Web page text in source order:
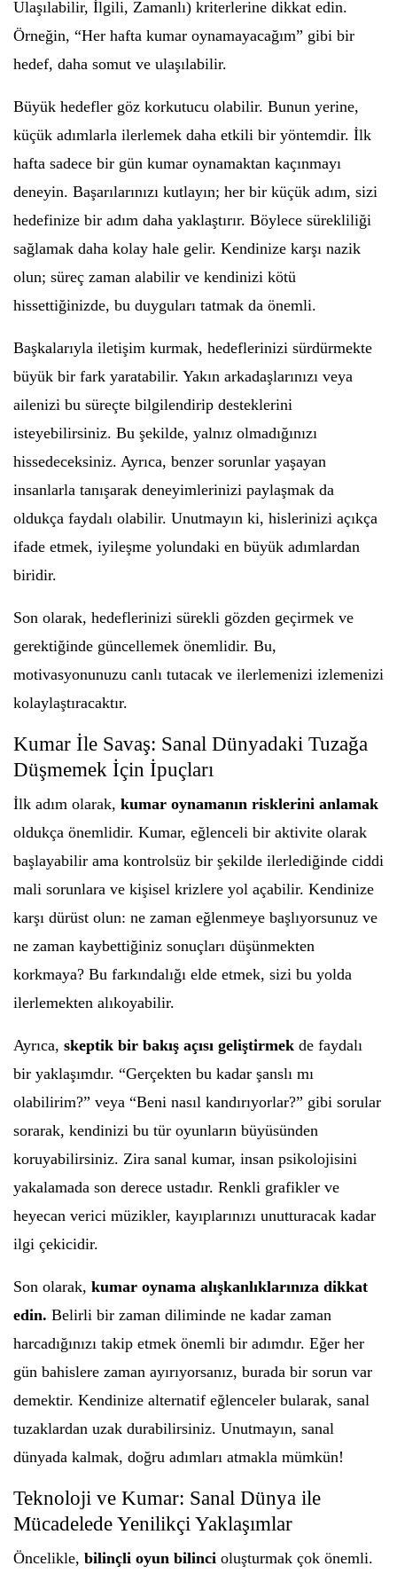
Ulaşılabilir, İlgili, Zamanlı) kriterlerine dikkat edin.
Örneğin, “Her hafta kumar oynamayacağım” gibi bir
hedef, daha somut ve ulaşılabilir.
Büyük hedefler göz korkutucu olabilir. Bunun yerine,
küçük adımlarla ilerlemek daha etkili bir yöntemdir. İlk
hafta sadece bir gün kumar oynamaktan kaçınmayı
deneyin. Başarılarınızı kutlayın; her bir küçük adım, sizi
hedefinize bir adım daha yaklaştırır. Böylece sürekliliği
sağlamak daha kolay hale gelir. Kendinize karşı nazik
olun; süreç zaman alabilir ve kendinizi kötü
hissettiğinizde, bu duyguları tatmak da önemli.
Başkalarıyla iletişim kurmak, hedeflerinizi sürdürmekte
büyük bir fark yaratabilir. Yakın arkadaşlarınızı veya
ailenizi bu süreçte bilgilendirip desteklerini
isteyebilirsiniz. Bu şekilde, yalnız olmadığınızı
hissedeceksiniz. Ayrıca, benzer sorunlar yaşayan
insanlarla tanışarak deneyimlerinizi paylaşmak da
oldukça faydalı olabilir. Unutmayın ki, hislerinizi açıkça
ifade etmek, iyileşme yolundaki en büyük adımlardan
biridir.
Son olarak, hedeflerinizi sürekli gözden geçirmek ve
gerektiğinde güncellemek önemlidir. Bu,
motivasyonunuzu canlı tutacak ve ilerlemenizi izlemenizi
kolaylaştıracaktır.
Kumar İle Savaş: Sanal Dünyadaki Tuzağa
Düşmemek İçin İpuçları
İlk adım olarak, kumar oynamanın risklerini anlamak
oldukça önemlidir. Kumar, eğlenceli bir aktivite olarak
başlayabilir ama kontrolsüz bir şekilde ilerlediğinde ciddi
mali sorunlara ve kişisel krizlere yol açabilir. Kendinize
karşı dürüst olun: ne zaman eğlenmeye başlıyorsunuz ve
ne zaman kaybettiğiniz sonuçları düşünmekten
korkmaya? Bu farkındalığı elde etmek, sizi bu yolda
ilerlemekten alıkoyabilir.
Ayrıca, skeptik bir bakış açısı geliştirmek de faydalı
bir yaklaşımdır. “Gerçekten bu kadar şanslı mı
olabilirim?” veya “Beni nasıl kandırıyorlar?” gibi sorular
sorarak, kendinizi bu tür oyunların büyüsünden
koruyabilirsiniz. Zira sanal kumar, insan psikolojisini
yakalamada son derece ustadır. Renkli grafikler ve
heyecan verici müzikler, kayıplarınızı unutturacak kadar
ilgi çekicidir.
Son olarak, kumar oynama alışkanlıklarınıza dikkat
edin. Belirli bir zaman diliminde ne kadar zaman
harcadığınızı takip etmek önemli bir adımdır. Eğer her
gün bahislere zaman ayırıyorsanız, burada bir sorun var
demektir. Kendinize alternatif eğlenceler bularak, sanal
tuzaklardan uzak durabilirsiniz. Unutmayın, sanal
dünyada kalmak, doğru adımları atmakla mümkün!
Teknoloji ve Kumar: Sanal Dünya ile
Mücadelede Yenilikçi Yaklaşımlar
Öncelikle, bilinçli oyun bilinci oluşturmak çok önemli.